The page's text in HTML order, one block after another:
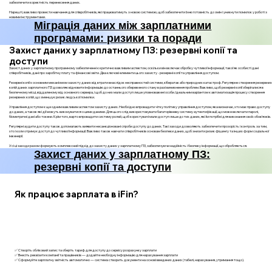
забезпечити коректність перенесення даних.
Нарешті, важливо провести навчання для співробітників, які працюватимуть з новою системою, щоб забезпечити їхню готовність до змін і уникнути помилок у роботі з
новими інструментами.
Міграція даних між зарплатними
програмами: ризики та поради
Захист даних у зарплатному ПЗ: резервні копії та
доступи
Захист даних у зарплатному програмному забезпеченні є критично важливим аспектом, оскільки він включає обробку чутливої інформації, такої як особисті дані
співробітників, дані про заробітну плату та фінансові звіти. Два ключові елементи цього захисту - резервні копії та управління доступом.
Резервні копії є основним механізмом захисту даних від втрати внаслідок несправностей системи, кібератак або природних катастроф. Регулярне створення резервних
копій даних зарплатного ПЗ дозволяє відновити інформацію до останнього збереженого стану в разі виникнення проблем. Важливо, щоб резервні копії зберігалися в
безпечному місці, віддаленому від основного сервера, і щоб до них мали доступ лише уповноважені особи. Ідеальним варіантом є автоматизація процесу створення
резервних копій, що зменшує ризик людської помилки.
Управління доступом є ще одним важливим аспектом захисту даних. Необхідно впровадити чітку політику управління доступом, яка визначає, хто має право доступу
до даних, а також які дії можуть виконуватися з цими даними. Для цього слід використовувати багаторівневу систему аутентифікації, що може включати паролі,
біометричні дані або токени. Крім того, варто впровадити систему ролей, щоб користувачі мали доступ лише до тих даних, які їм потрібні для виконання своїх обов'язків.
Регулярні аудити доступу також допомагають виявити несанкціоновані спроби доступу до даних. Такі заходи дозволяють забезпечити прозорість і контроль за тим,
хто і коли отримує доступ до чутливої інформації. Важливо також навчати співробітників основам безпеки даних, щоб знизити ризик фішингу та інших форм соціальної
інженерії.
Усі ці заходи разом формують комплексний підхід до захисту даних у зарплатному ПЗ, забезпечуючи надійність і безпеку інформації, що обробляється.
Захист даних у зарплатному ПЗ:
резервні копії та доступи
Як працює зарплата в iFin?
✅ Створіть обліковий запис та оберіть тариф для доступу до сервісу розрахунку зарплати
✅ Внесіть реквізити компанії та працівників — додайте необхідну інформацію для нарахування зарплати
✅ Сформуйте зарплатну звітність автоматично — система створить документи на основі введених даних (табелі, нарахування, утримання тощо).